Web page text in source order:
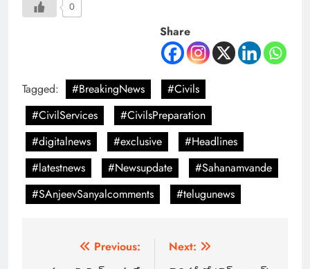
0
Share
Tagged: #BreakingNews
#Civils
#CivilServices
#CivilsPreparation
#digitalnews
#exclusive
#Headlines
#latestnews
#Newsupdate
#Sahanamvande
#SAnjeevSanyalcomments
#telugunews
Previous:
Next: